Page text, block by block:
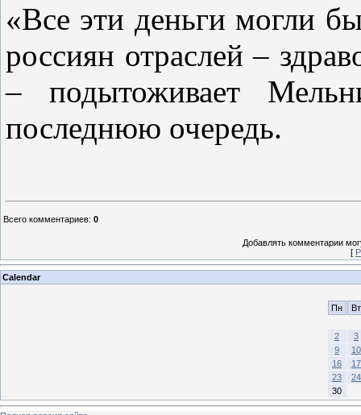
«Все эти деньги могли
россиян отраслей –
– подытоживает
последнюю очередь.
Всего комментариев: 0
Добавлять комментарии
[
Calendar
Пн Вт
2
3
9
10
16
17
23
24
30